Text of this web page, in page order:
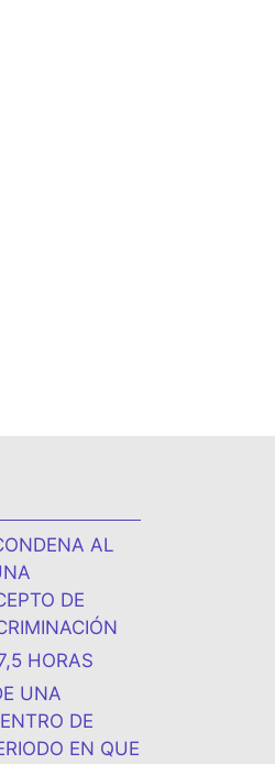
AL
DE
HORAS
UNA
DE
EN QUE